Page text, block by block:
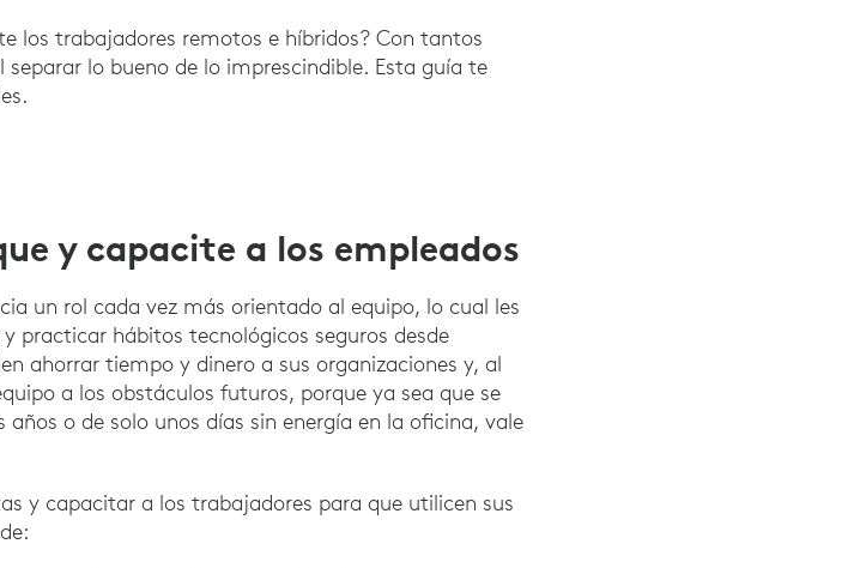
los trabajadores remotos e híbridos? Con tantos
lo bueno de lo imprescindible. Esta guía te
y capacite a los empleados
un rol cada vez más orientado al equipo, lo cual les
practicar hábitos tecnológicos seguros desde
ahorrar tiempo y dinero a sus organizaciones y, al
a los obstáculos futuros, porque ya sea que se
o de solo unos días sin energía en la oficina, vale
y capacitar a los trabajadores para que utilicen sus